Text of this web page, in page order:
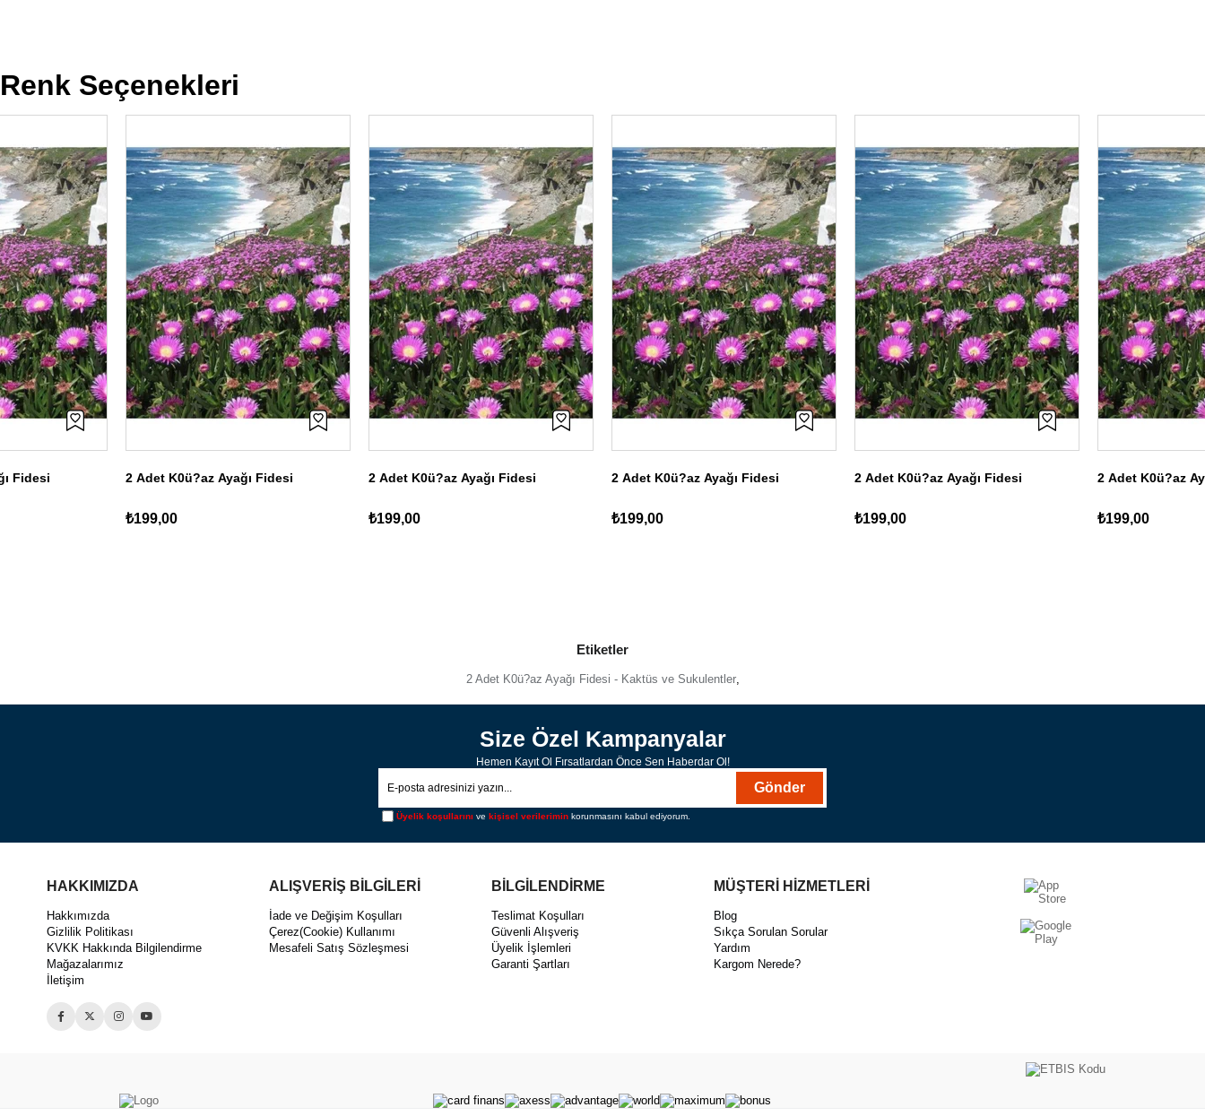
Renk Seçenekleri
Fidesi 2 Adet K0ü?az Ayağı Fidesi
₺199,00
2 Adet K0ü?az Ayağı Fidesi
₺199,00
2 Adet K0ü?az Ayağı Fidesi
₺199,00
2 Adet K0ü?az Ayağı Fidesi
₺199,00
2 Adet K0ü?az
₺199,00
Etiketler
2 Adet K0ü?az Ayağı Fidesi - Kaktüs ve Sukulentler,
Size Özel Kampanyalar
Hemen Kayıt Ol Fırsatlardan Önce Sen Haberdar Ol!
Gönder
Üyelik koşullarını ve kişisel verilerimin korunmasını kabul ediyorum.
HAKKIMIZDA
Hakkımızda
Gizlilik Politikası
KVKK Hakkında Bilgilendirme
Mağazalarımız
İletişim
ALIŞVERİŞ BİLGİLERİ
İade ve Değişim Koşulları
Çerez(Cookie) Kullanımı
Mesafeli Satış Sözleşmesi
BİLGİLENDİRME
Teslimat Koşulları
Güvenli Alışveriş
Üyelik İşlemleri
Garanti Şartları
MÜŞTERİ HİZMETLERİ
Blog
Sıkça Sorulan Sorular
Yardım
Kargom Nerede?